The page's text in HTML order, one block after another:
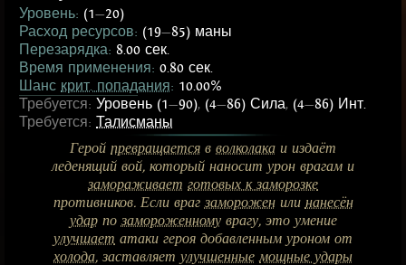
Уровень: (1—20)
Расход ресурсов: (19—85) маны
Перезарядка: 8.00 сек.
Время применения: 0.80 сек.
Шанс крит. попадания: 10.00%
Требуется: Уровень (1—90), (4—86) Сила, (4—86) Инт.
Требуется: Талисманы
Герой превращается в волколака и издаёт
леденящий вой, который наносит урон врагам и
замораживает готовых к заморозке
противников. Если враг замороженили нанесён
ударпо замороженномуврагу, это умение
улучшает атаки героя добавленным уроном от
холода, заставляет улучшенные мощные удары